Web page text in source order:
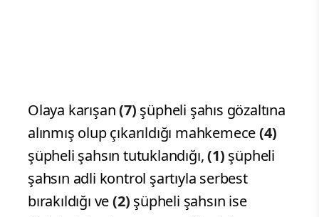
Olaya karışan(7) şüpheli şahıs gözaltına
alınmış olup çıkarıldığı mahkemece(4)
şüpheli şahsın tutuklandığı,(1) şüpheli
şahsın adli kontrol şartıyla serbest
bırakıldığı ve(2) şüpheli şahsın ise